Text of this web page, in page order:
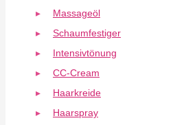
Massageöl
Schaumfestiger
Intensivtönung
CC-Cream
Haarkreide
Haarspray